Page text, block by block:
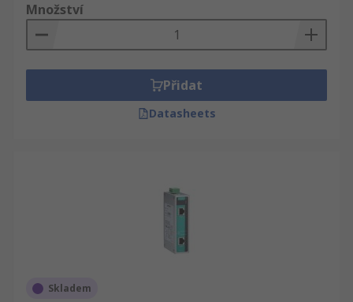
Množství
Přidat
Datasheets
Skladem